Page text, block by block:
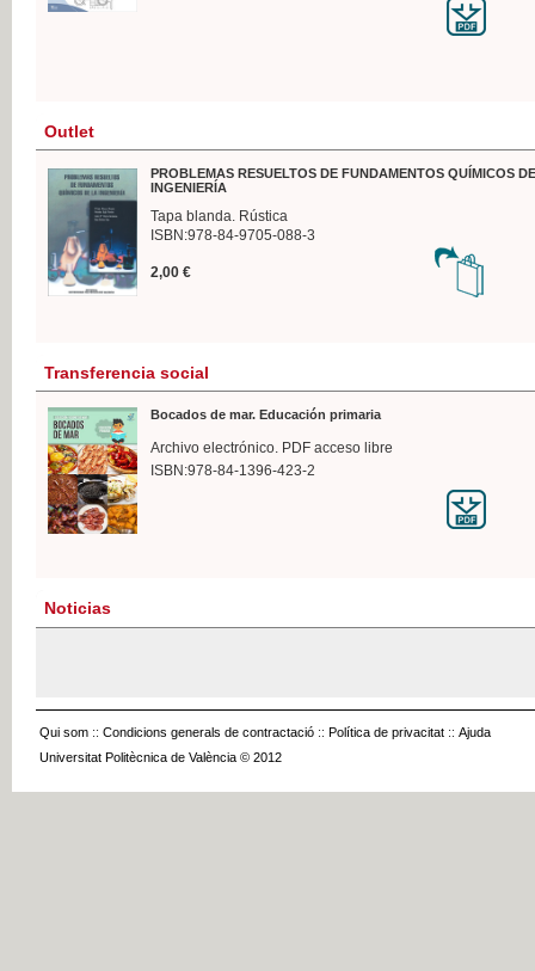
Outlet
PROBLEMAS RESUELTOS DE FUNDAMENTOS QUÍMICOS
INGENIERÍA
Tapa blanda. Rústica
ISBN:978-84-9705-088-3
2,00 €
Transferencia social
Bocados de mar. Educación primaria
Archivo electrónico. PDF acceso libre
ISBN:978-84-1396-423-2
Noticias
Qui som :: Condicions generals de contractació :: Política de privacitat :: Ajuda
Universitat Politècnica de València © 2012